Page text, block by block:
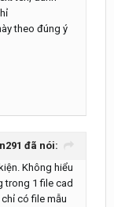
theo đúng ý
đã nói:
Không hiểu
trong 1 file cad
có file mẫu